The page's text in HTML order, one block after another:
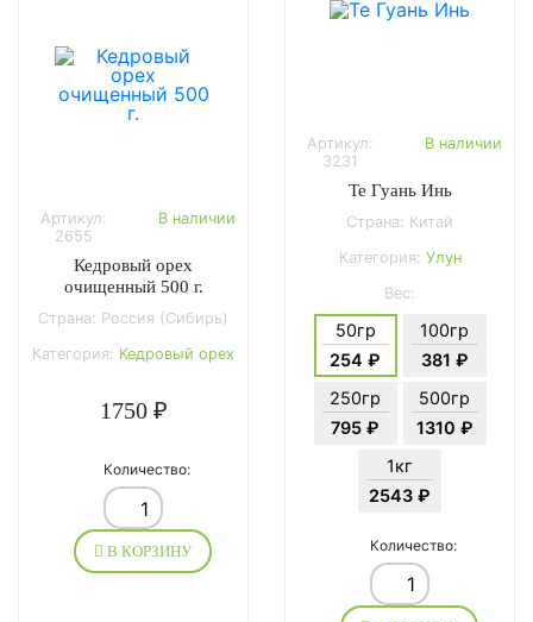
Артикул:
2655
В наличии
Кедровый орех
очищенный 500 г.
Страна: Россия (Сибирь)
Категория: Кедровый орех
1750 ₽
Количество:
В КОРЗИНУ
Артикул:
3231
В наличии
Те Гуань Инь
Страна: Китай
Категория: Улун
Вес:
50гр
254 ₽
100гр
381 ₽
250гр
795 ₽
500гр
1310 ₽
1кг
2543 ₽
Количество: